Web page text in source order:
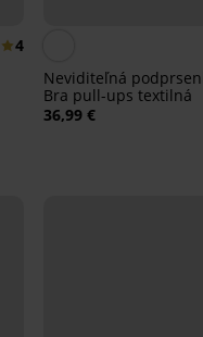
4
Neviditeľná
Bra pull-ups textilná
36,99 €